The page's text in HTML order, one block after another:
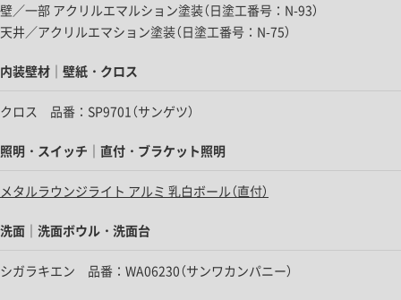
壁／一部 アクリルエマルション塗装（日塗工番号：N-93）
天井／アクリルエマション塗装（日塗工番号：N-75）
内装壁材｜壁紙・クロス
クロス 品番：SP9701（サンゲツ）
照明・スイッチ｜直付・ブラケット照明
メタルラウンジライト アルミ 乳白ボール（直付）
洗面｜洗面ボウル・洗面台
シガラキエン 品番：WA06230（サンワカンパニー）